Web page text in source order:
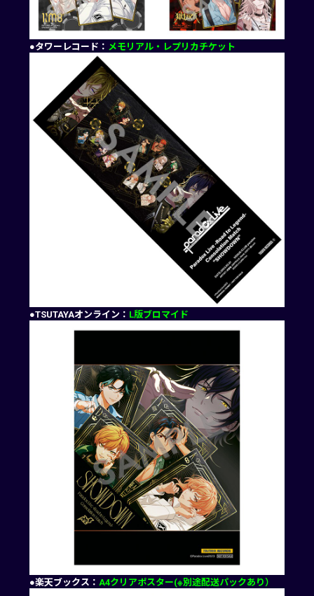
●タワーレコード： メモリアル・レプリカチケット
●TSUTAYAオンライン： L版ブロマイド
●楽天ブックス：A4クリアポスター(※別途配送パックあり）